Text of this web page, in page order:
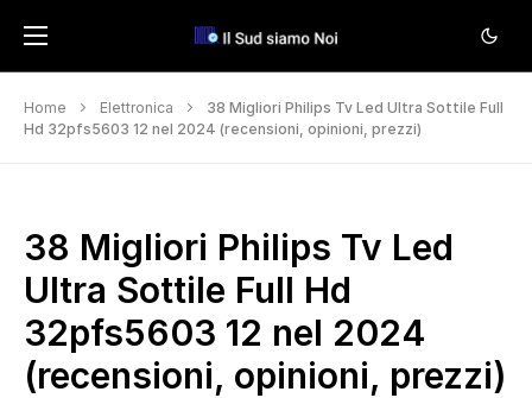
Home Elettronica
38 Migliori Philips Tv Led Ultra Sottile Full
Hd 32pfs5603 12 nel 2024 (recensioni, opinioni, prezzi)
38 Migliori Philips Tv Led
Ultra Sottile Full Hd
32pfs5603 12 nel 2024
(recensioni, opinioni, prezzi)